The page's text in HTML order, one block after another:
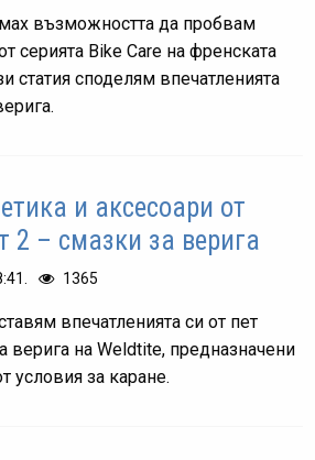
възможността да пробвам
серията Bike Care на френската
статия споделям впечатленията
и аксесоари от
2 – смазки за верига
1365
впечатленията си от пет
верига на Weldtite, предназначени
условия за каране.